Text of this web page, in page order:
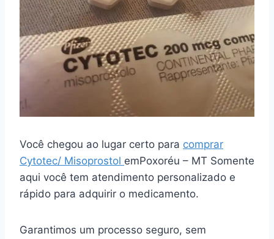
Você chegou ao lugar certo para comprar
Cytotec/ Misoprostol emPoxoréu – MT Somente
aqui você tem atendimento personalizado e
rápido para adquirir o medicamento.
Garantimos um processo seguro, sem